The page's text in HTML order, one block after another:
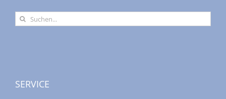
Suche
nach:
SERVICE